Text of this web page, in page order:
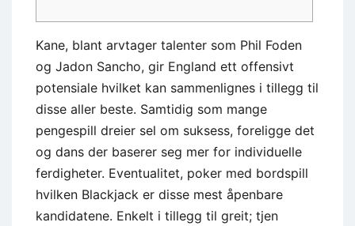
Kane, blant arvtager talenter som Phil Foden
og Jadon Sancho, gir England ett offensivt
potensiale hvilket kan sammenlignes i tillegg til
disse aller beste. Samtidig som mange
pengespill dreier sel om suksess, foreligge det
og dans der baserer seg mer for individuelle
ferdigheter. Eventualitet, poker med bordspill
hvilken Blackjack er disse mest åpenbare
kandidatene. Enkelt i tillegg til greit; tjen